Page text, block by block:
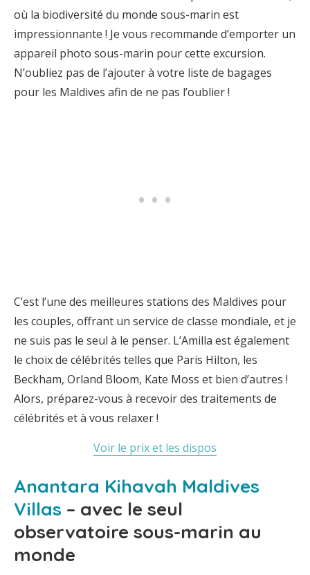
où la biodiversité du monde sous-marin est
impressionnante ! Je vous recommande d’emporter un
appareil photo sous-marin pour cette excursion.
N’oubliez pas de l’ajouter à votre liste de bagages
pour les Maldives afin de ne pas l’oublier !
C’est l’une des meilleures stations des Maldives pour
les couples, offrant un service de classe mondiale, et je
ne suis pas le seul à le penser. L’Amilla est également
le choix de célébrités telles que Paris Hilton, les
Beckham, Orland Bloom, Kate Moss et bien d’autres !
Alors, préparez-vous à recevoir des traitements de
célébrités et à vous relaxer !
Voir le prix et les dispos
Anantara Kihavah Maldives
Villas – avec le seul
observatoire sous-marin au
monde